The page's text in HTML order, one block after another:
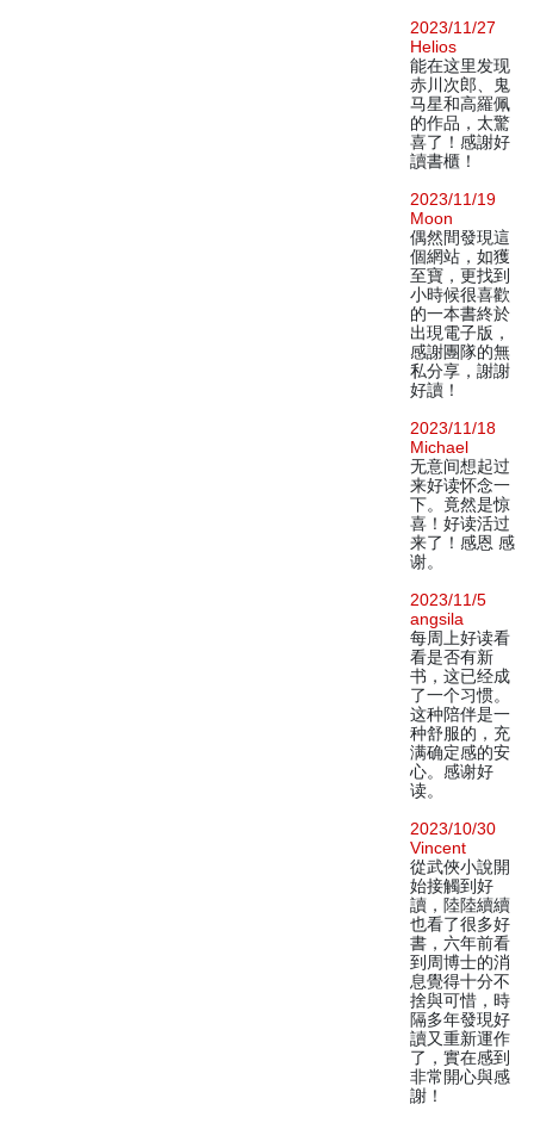
2023/11/27
Helios
能在这里发现
赤川次郎、鬼
马星和高羅佩
的作品，太驚
喜了！感謝好
讀書櫃！
2023/11/19
Moon
偶然間發現這
個網站，如獲
至寶，更找到
小時候很喜歡
的一本書終於
出現電子版，
感謝團隊的無
私分享，謝謝
好讀！
2023/11/18
Michael
无意间想起过
来好读怀念一
下。竟然是惊
喜！好读活过
来了！感恩 感
谢。
2023/11/5
angsila
每周上好读看
看是否有新
书，这已经成
了一个习惯。
这种陪伴是一
种舒服的，充
满确定感的安
心。感谢好
读。
2023/10/30
Vincent
從武俠小說開
始接觸到好
讀，陸陸續續
也看了很多好
書，六年前看
到周博士的消
息覺得十分不
捨與可惜，時
隔多年發現好
讀又重新運作
了，實在感到
非常開心與感
謝！